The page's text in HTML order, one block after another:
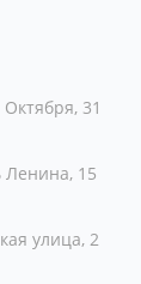
31
15
улица, 2